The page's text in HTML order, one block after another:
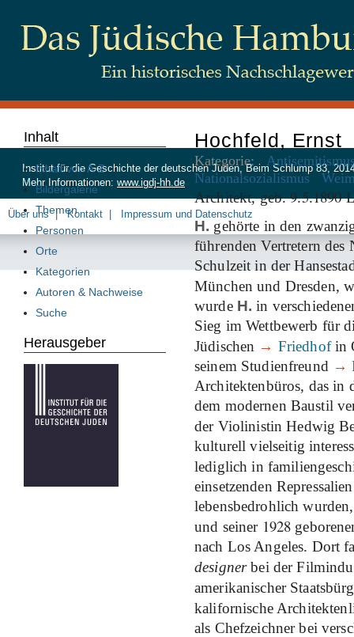
Hochfeld, Ernst
Kategorie:
Nationalsozialismus
Architekt, geb.9.5.1890
H. gehörte in den
führenden Vertretern des
Schulzeit in der
München und Dresden,
wurde H. in
Sieg im Wettbewerb für
Jüdischen → Friedhofin
seinem Studienfreund →
Architektenbüros, das in
dem modernen Baustil
der Violinistin Hedwig
kulturell vielseitig
lediglich in
einsetzenden
lebensbedrohlich
und seiner 1928
nach Los Angeles. Dort
designerbei der
amerikanischer
kalifornische
als Chefzeichner bei
Inhalt
Inhalt von A-Z
Bildergalerie
Themen
Personen
Orte
Kategorien
Autoren & Nachweise
Suche
Herausgeber
Institut für die Geschichte der deutschen Juden, Beim Schlump 83,
Mehr Informationen: www.igdj-hh.de
Über uns Kontakt Impressum und Datenschutz